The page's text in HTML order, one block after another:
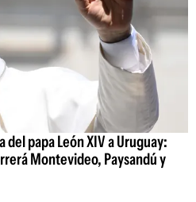
papa León XIV a Uruguay:
Montevideo, Paysandú y